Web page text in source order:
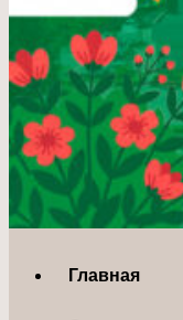
Главная